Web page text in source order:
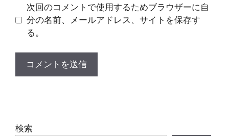
次回のコメントで使用するためブラウザーに自
分の名前、メールアドレス、サイトを保存す
る。
検索